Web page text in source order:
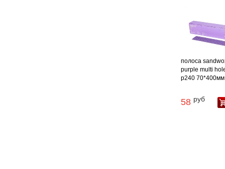
полоса
purple multi
p240 70*400мм
58 руб